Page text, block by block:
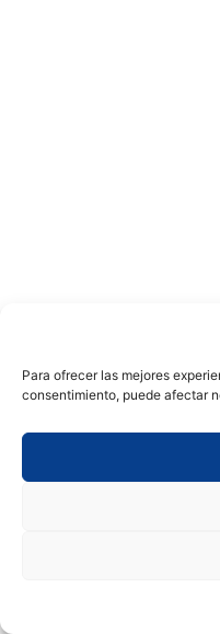
Para ofrecer las mejores
consentimiento, puede afectar